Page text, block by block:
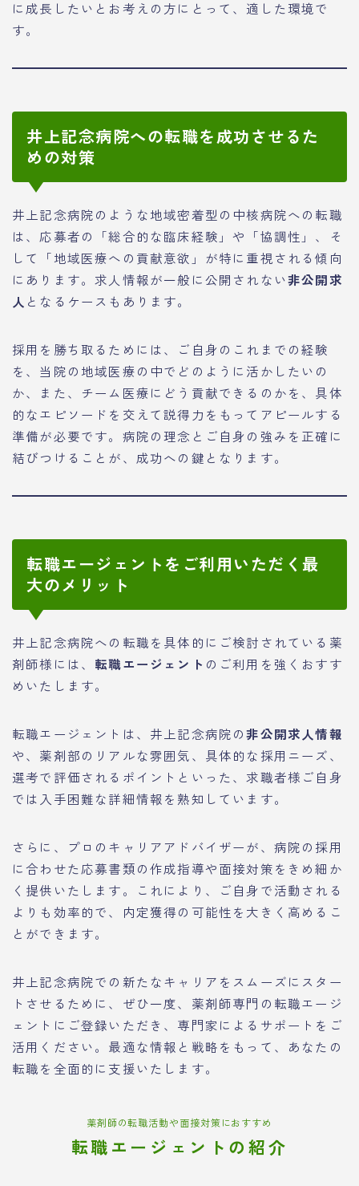
に成長したいとお考えの方にとって、適した環境で
す。
井上記念病院への転職を成功させるた
めの対策
井上記念病院のような地域密着型の中核病院への転職
は、応募者の「総合的な臨床経験」や「協調性」、そ
して「地域医療への貢献意欲」が特に重視される傾向
にあります。求人情報が一般に公開されない非公開求
人 となるケースもあります。
採用を勝ち取るためには、ご自身のこれまでの経験
を、当院の地域医療の中でどのように活かしたいの
か、また、チーム医療にどう貢献できるのかを、具体
的なエピソードを交えて説得力をもってアピールする
準備が必要です。病院の理念とご自身の強みを正確に
結びつけることが、成功への鍵となります。
転職エージェントをご利用いただく最
大のメリット
井上記念病院への転職を具体的にご検討されている薬
剤師様には、 転職エージェント のご利用を強くおすす
めいたします。
転職エージェントは、井上記念病院の非公開求人情報
や、薬剤部のリアルな雰囲気、具体的な採用ニーズ、
選考で評価されるポイントといった、求職者様ご自身
では入手困難な詳細情報を熟知しています。
さらに、プロのキャリアアドバイザーが、病院の採用
に合わせた応募書類の作成指導や面接対策をきめ細か
く提供いたします。これにより、ご自身で活動される
よりも効率的で、内定獲得の可能性を大きく高めるこ
とができます。
井上記念病院での新たなキャリアをスムーズにスター
トさせるために、ぜひ一度、薬剤師専門の転職エージ
ェントにご登録いただき、専門家によるサポートをご
活用ください。最適な情報と戦略をもって、あなたの
転職を全面的に支援いたします。
薬剤師の転職活動や面接対策におすすめ
転職エージェントの紹介